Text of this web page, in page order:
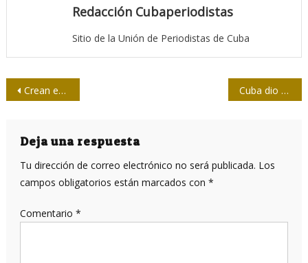
Redacción Cubaperiodistas
Sitio de la Unión de Periodistas de Cuba
Navegación
entradas
Crean en Japón la supercomputadora más rápida del mundo Cuba dio respuesta eficiente a Covid-19, reconoce The Washington Post
Deja una respuesta
Tu dirección de correo electrónico no será publicada. Los
campos obligatorios están marcados con *
Comentario *